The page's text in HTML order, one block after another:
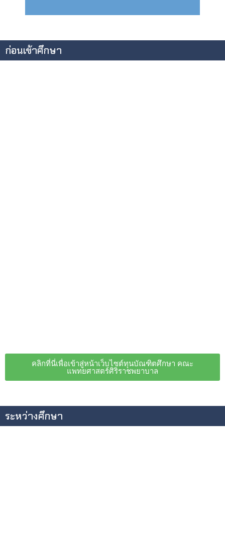
ก่อนเข้าศึกษา
คลิกที่นี่เพื่อเข้าสู่หน้าเว็บไซต์ทุนบัณฑิตศึกษา คณะ
แพทยศาสตร์ศิริราชพยาบาล
ระหว่างศึกษา